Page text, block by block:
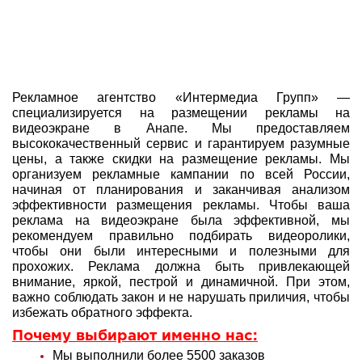
Рекламное агентство «Интермедиа Групп» —
специализируется на размещении рекламы на
видеоэкране в Анапе. Мы предоставляем
высококачественный сервис и гарантируем разумные
цены, а также скидки на размещение рекламы. Мы
организуем рекламные кампании по всей России,
начиная от планирования и заканчивая анализом
эффективности размещения рекламы. Чтобы ваша
реклама на видеоэкране была эффективной, мы
рекомендуем правильно подбирать видеоролики,
чтобы они были интересными и полезными для
прохожих. Реклама должна быть привлекающей
внимание, яркой, пестрой и динамичной. При этом,
важно соблюдать закон и не нарушать приличия, чтобы
избежать обратного эффекта.
Почему выбирают именно нас:
Мы выполнили более 5500 заказов